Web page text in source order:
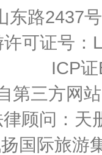
东路2437
可证号
ICP
第三方网
顾问：天
国际旅游